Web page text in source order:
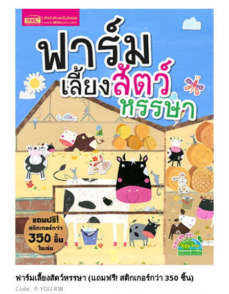
ฟาร์มเลี้ยงสัตว์หรรษา (แถมฟรี! สติกเกอร์กว่า 350 ชิ้น)
Code : P-YOU-858